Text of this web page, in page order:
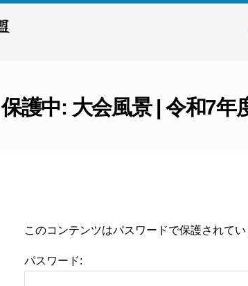
保護中: 大会風景 | 令和7年
このコンテンツはパスワードで保護されて
パスワード: